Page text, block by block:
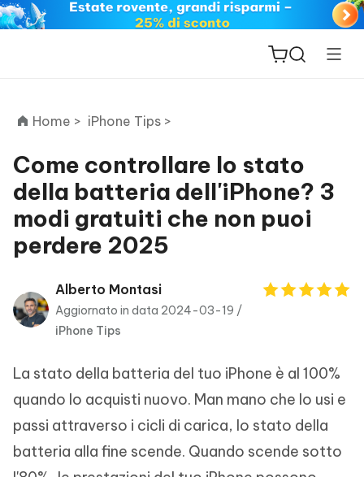
ReiBoot
for iOS
PDNob
PDF
Editor
Home > iPhone Tips >
Come controllare lo stato
della batteria dell'iPhone? 3
modi gratuiti che non puoi
perdere 2025
Alberto Montasi
Aggiornato in data 2024-03-19 /
iPhone Tips
La stato della batteria del tuo iPhone è al 100%
quando lo acquisti nuovo. Man mano che lo usi e
passi attraverso i cicli di carica, lo stato della
batteria alla fine scende. Quando scende sotto